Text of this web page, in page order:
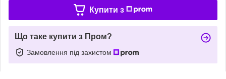
Купити з
Що таке купити з Пром?
Замовлення під захистом